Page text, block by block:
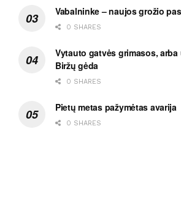
Vabalninke – naujos grožio
0 SHARES
Vytauto gatvės grimasos,
Biržų gėda
0 SHARES
Pietų metas pažymėtas avarija
0 SHARES